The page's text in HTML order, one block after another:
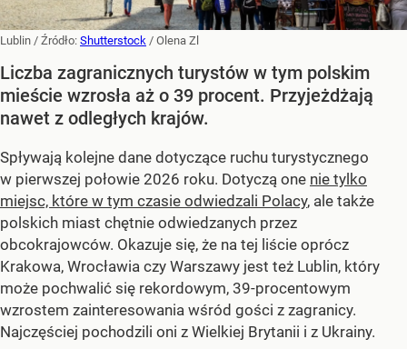
Lublin / Źródło: Shutterstock / Olena Zl
Liczba zagranicznych turystów w tym polskim
mieście wzrosła aż o 39 procent. Przyjeżdżają
nawet z odległych krajów.
Spływają kolejne dane dotyczące ruchu turystycznego
w pierwszej połowie 2026 roku. Dotyczą one nie tylko
miejsc, które w tym czasie odwiedzali Polacy, ale także
polskich miast chętnie odwiedzanych przez
obcokrajowców. Okazuje się, że na tej liście oprócz
Krakowa, Wrocławia czy Warszawy jest też Lublin, który
może pochwalić się rekordowym, 39-procentowym
wzrostem zainteresowania wśród gości z zagranicy.
Najczęściej pochodzili oni z Wielkiej Brytanii i z Ukrainy.